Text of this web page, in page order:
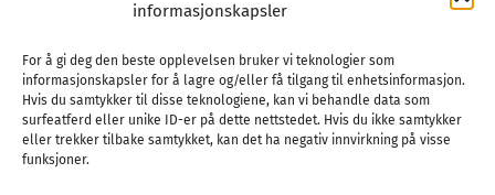
informasjonskapsler
For å gi deg den beste opplevelsen bruker vi teknologier som
informasjonskapsler for å lagre og/eller få tilgang til enhetsinformasjon.
Hvis du samtykker til disse teknologiene, kan vi behandle data som
surfeatferd eller unike ID-er på dette nettstedet. Hvis du ikke samtykker
eller trekker tilbake samtykket, kan det ha negativ innvirkning på visse
funksjoner.
Brudgom med stil
Nå ser vi dresser i mange nye farger, og
gjerne i pastell! Tør du å ta svingene helt ut
og…